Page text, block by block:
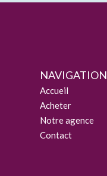
NAVIGATION
Accueil
Acheter
Notre agence
Contact